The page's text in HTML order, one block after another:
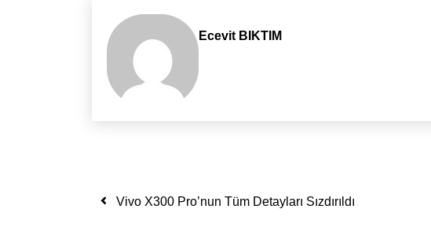
Ecevit BIKTIM
Yazı dolaşımı
Vivo X300 Pro’nun Tüm Detayları Sızdırıldı